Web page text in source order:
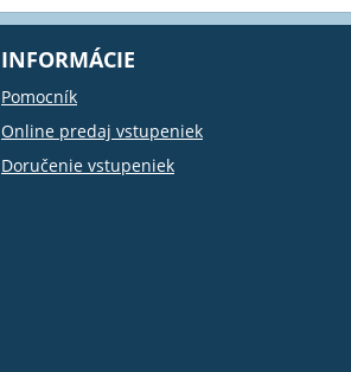
INFORMÁCIE
Pomocník
Online predaj vstupeniek
Doručenie vstupeniek